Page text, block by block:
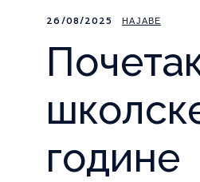
26/08/2025 НАЈАВЕ
године